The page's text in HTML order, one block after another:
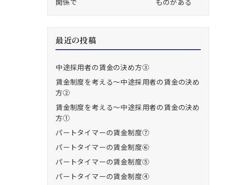
最近の投稿
中途採用者の賃金の決め方③
賃金制度を考える～中途採用者の賃金の決め
方②
賃金制度を考える～中途採用者の賃金の決め
方①
パートタイマーの賃金制度⑦
パートタイマーの賃金制度⑥
パートタイマーの賃金制度⑤
パートタイマーの賃金制度④